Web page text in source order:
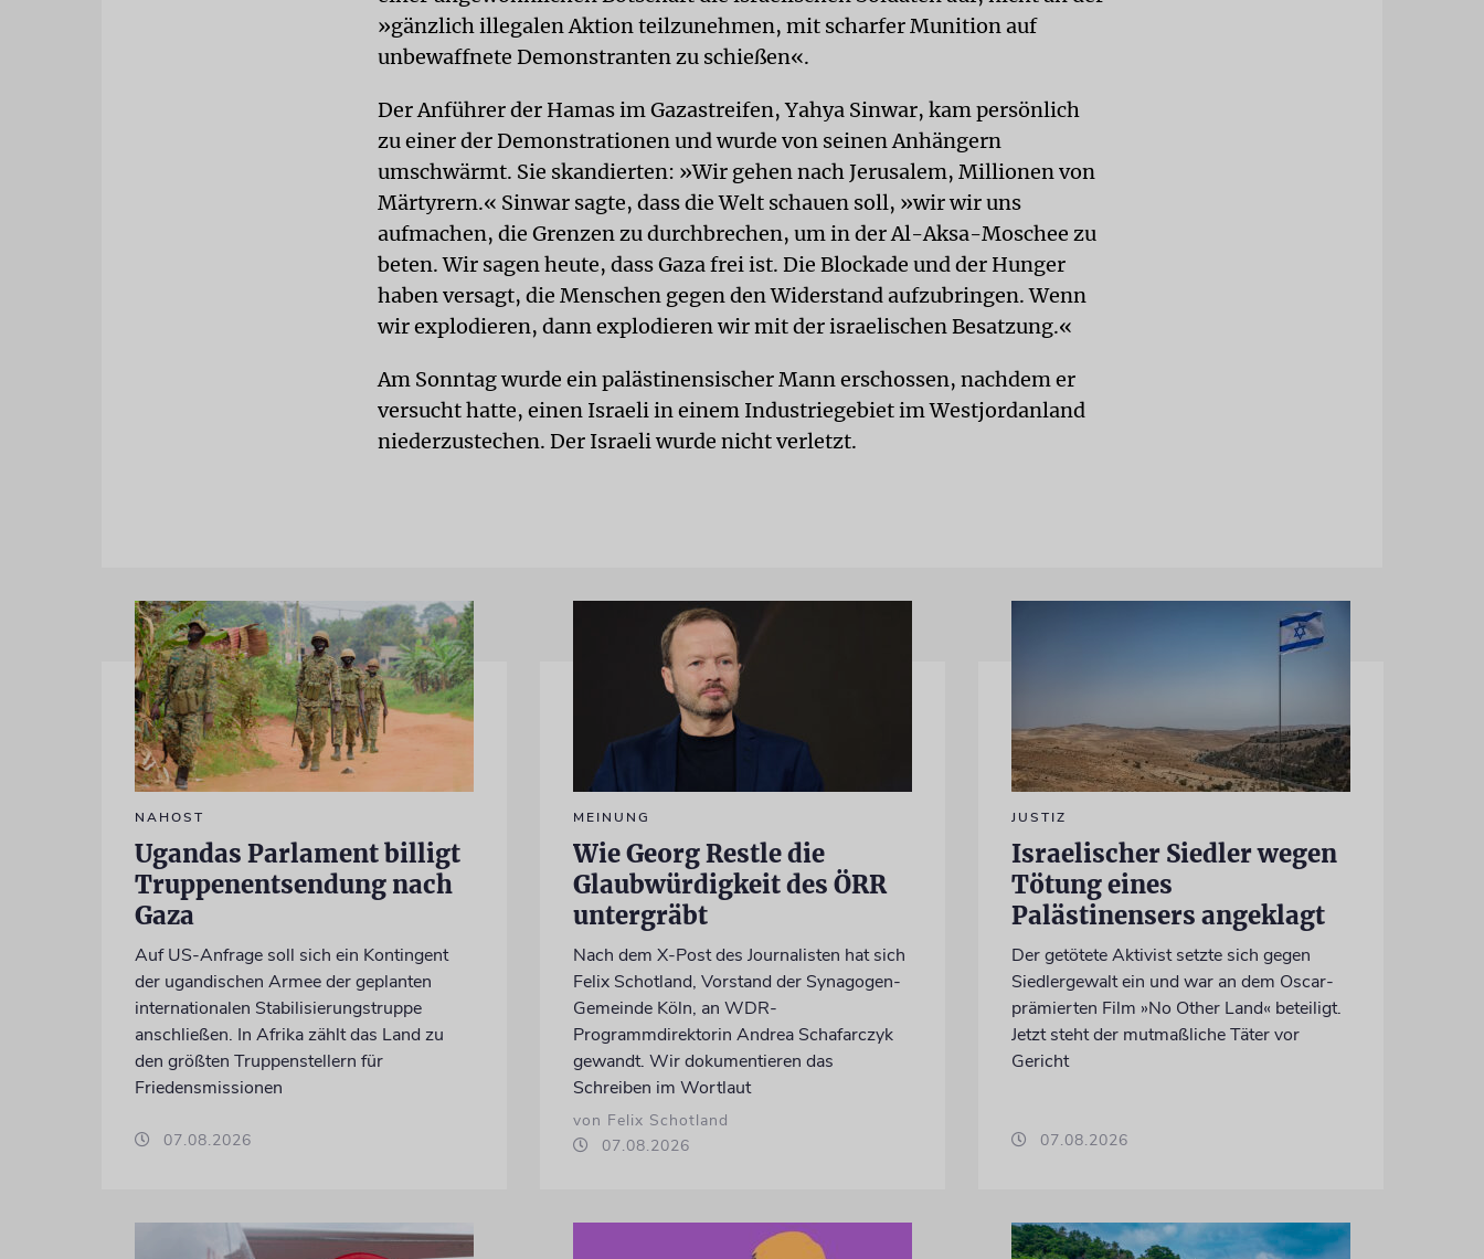
»gänzlich illegalen Aktion teilzunehmen, mit scharfer Munition auf
unbewaffnete Demonstranten zu schießen«.
Der Anführer der Hamas im Gazastreifen, Yahya Sinwar, kam persönlich
zu einer der Demonstrationen und wurde von seinen Anhängern
umschwärmt. Sie skandierten: »Wir gehen nach Jerusalem, Millionen von
Märtyrern.« Sinwar sagte, dass die Welt schauen soll, »wir wir uns
aufmachen, die Grenzen zu durchbrechen, um in der Al-Aksa-Moschee zu
beten. Wir sagen heute, dass Gaza frei ist. Die Blockade und der Hunger
haben versagt, die Menschen gegen den Widerstand aufzubringen. Wenn
wir explodieren, dann explodieren wir mit der israelischen Besatzung.«
Am Sonntag wurde ein palästinensischer Mann erschossen, nachdem er
versucht hatte, einen Israeli in einem Industriegebiet im Westjordanland
niederzustechen. Der Israeli wurde nicht verletzt.
NAHOST
Ugandas Parlament billigt
Truppenentsendung nach
Gaza
Auf US-Anfrage soll sich ein Kontingent
der ugandischen Armee der geplanten
internationalen Stabilisierungstruppe
anschließen. In Afrika zählt das Land zu
den größten Truppenstellern für
Friedensmissionen
07.08.2026
MEINUNG
Wie Georg Restle die
Glaubwürdigkeit des ÖRR
untergräbt
Nach dem X-Post des Journalisten hat sich
Felix Schotland, Vorstand der Synagogen-
Gemeinde Köln, an WDR-
Programmdirektorin Andrea Schafarczyk
gewandt. Wir dokumentieren das
Schreiben im Wortlaut
von Felix Schotland
07.08.2026
JUSTIZ
Israelischer Siedler wegen
Tötung eines
Palästinensers angeklagt
Der getötete Aktivist setzte sich gegen
Siedlergewalt ein und war an dem Oscar-
prämierten Film »No Other Land« beteiligt.
Jetzt steht der mutmaßliche Täter vor
Gericht
07.08.2026